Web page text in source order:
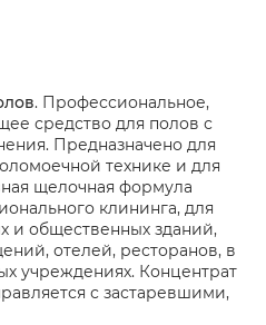
. Профессиональное,
средство для полов с
Предназначено для
технике и для
щелочная формула
клининга, для
и общественных зданий,
отелей, ресторанов, в
учреждениях. Концентрат
с застаревшими,